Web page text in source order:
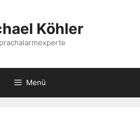
Köhler
Menü